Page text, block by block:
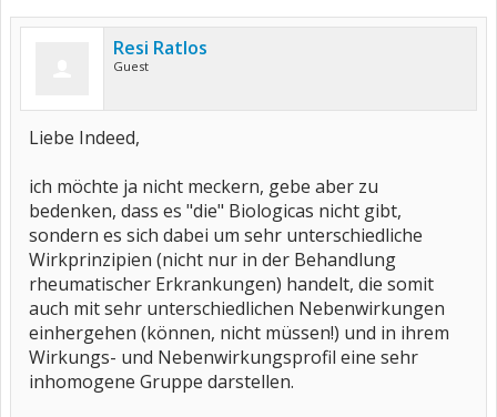
Resi Ratlos
Guest
Liebe Indeed,
ich möchte ja nicht meckern, gebe aber zu
bedenken, dass es "die" Biologicas nicht gibt,
sondern es sich dabei um sehr unterschiedliche
Wirkprinzipien (nicht nur in der Behandlung
rheumatischer Erkrankungen) handelt, die somit
auch mit sehr unterschiedlichen Nebenwirkungen
einhergehen (können, nicht müssen!) und in ihrem
Wirkungs- und Nebenwirkungsprofil eine sehr
inhomogene Gruppe darstellen.